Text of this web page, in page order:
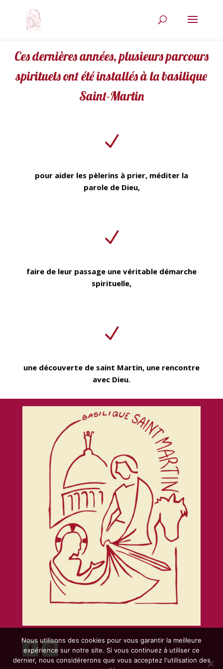
Ces dernières années, plusieurs parcours
spirituels ont été installés à la basilique
Saint-Martin
N
pour aider les pèlerins à prier, méditer la
parole de Dieu,
N
faire de leur passage une véritable démarche
spirituelle,
N
une découverte de saint Martin, une rencontre
avec Dieu.
Nous utilisons des cookies pour vous garantir la meilleure
expérience sur notre site. Si vous continuez à utiliser ce
dernier, nous considérerons que vous acceptez l'utilisation des